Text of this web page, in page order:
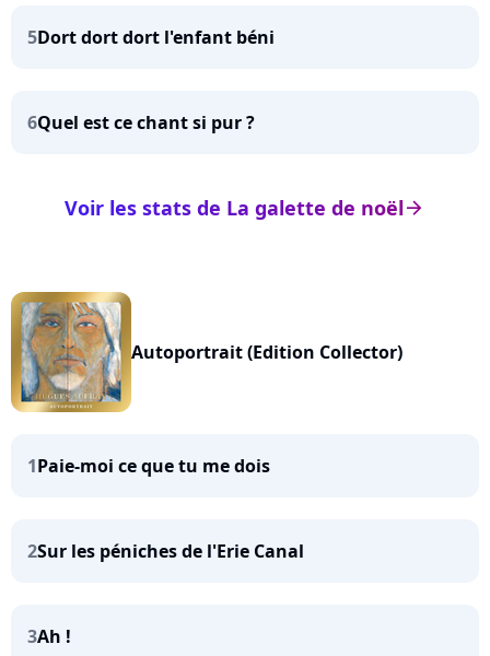
5Dort dort dort l'enfant béni
6Quel est ce chant si pur ?
arrow_right
Voir les stats de La galette de noël
Autoportrait (Edition Collector)
1Paie-moi ce que tu me dois
2Sur les péniches de l'Erie Canal
3Ah !